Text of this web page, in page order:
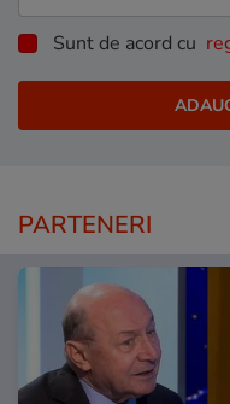
Sunt de acord cu
PARTENERI